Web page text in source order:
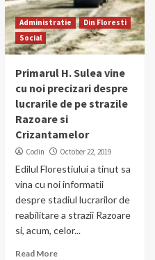
Administratie
Din Floresti
Social
Primarul H. Sulea vine
cu noi precizari despre
lucrarile de pe strazile
Razoare si
Crizantamelor
Codin October 22, 2019
Edilul Florestiului a tinut sa
vina cu noi informatii
despre stadiul lucrarilor de
reabilitare a strazii Razoare
si, acum, celor...
Read More